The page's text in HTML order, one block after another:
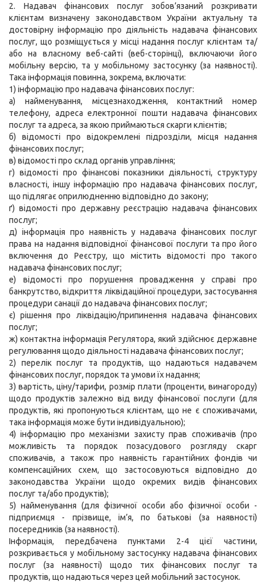
2. Надавач фінансових послуг зобов’язаний розкривати
клієнтам визначену законодавством України актуальну та
достовірну інформацію про діяльність надавача фінансових
послуг, що розміщується у місці надання послуг клієнтам та/
або на власному веб-сайті (веб-сторінці), включаючи його
мобільну версію, та у мобільному застосунку (за наявності).
Така інформація повинна, зокрема, включати:
1) інформацію про надавача фінансових послуг:
а) найменування, місцезнаходження, контактний номер
телефону, адреса електронної пошти надавача фінансових
послуг та адреса, за якою приймаються скарги клієнтів;
б) відомості про відокремлені підрозділи, місця надання
фінансових послуг;
в) відомості про склад органів управління;
г) відомості про фінансові показники діяльності, структуру
власності, іншу інформацію про надавача фінансових послуг,
що підлягає оприлюдненню відповідно до закону;
ґ) відомості про державну реєстрацію надавача фінансових
послуг;
д) інформація про наявність у надавача фінансових послуг
права на надання відповідної фінансової послуги та про його
включення до Реєстру, що містить відомості про такого
надавача фінансових послуг;
е) відомості про порушення провадження у справі про
банкрутство, відкриття ліквідаційної процедури, застосування
процедури санації до надавача фінансових послуг;
є) рішення про ліквідацію/припинення надавача фінансових
послуг;
ж) контактна інформація Регулятора, який здійснює державне
регулювання щодо діяльності надавача фінансових послуг;
2) перелік послуг та продуктів, що надаються надавачем
фінансових послуг, порядок та умови їх надання;
3) вартість, ціну/тарифи, розмір плати (проценти, винагороду)
щодо продуктів залежно від виду фінансової послуги (для
продуктів, які пропонуються клієнтам, що не є споживачами,
така інформація може бути індивідуальною);
4) інформацію про механізми захисту прав споживачів (про
можливість та порядок позасудового розгляду скарг
споживачів, а також про наявність гарантійних фондів чи
компенсаційних схем, що застосовуються відповідно до
законодавства України щодо окремих видів фінансових
послуг та/або продуктів);
5) найменування (для фізичної особи або фізичної особи -
підприємця - прізвище, ім’я, по батькові (за наявності)
посередників (за наявності).
Інформація, передбачена пунктами 2-4 цієї частини,
розкривається у мобільному застосунку надавача фінансових
послуг (за наявності) щодо тих фінансових послуг та
продуктів, що надаються через цей мобільний застосунок.